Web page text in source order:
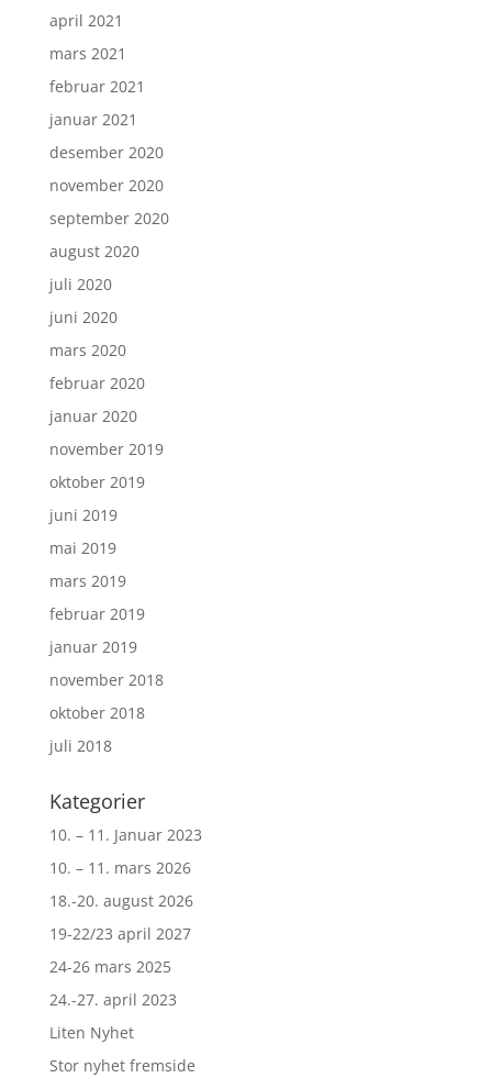
april 2021
mars 2021
februar 2021
januar 2021
desember 2020
november 2020
september 2020
august 2020
juli 2020
juni 2020
mars 2020
februar 2020
januar 2020
november 2019
oktober 2019
juni 2019
mai 2019
mars 2019
februar 2019
januar 2019
november 2018
oktober 2018
juli 2018
Kategorier
10. – 11. Januar 2023
10. – 11. mars 2026
18.-20. august 2026
19-22/23 april 2027
24-26 mars 2025
24.-27. april 2023
Liten Nyhet
Stor nyhet fremside